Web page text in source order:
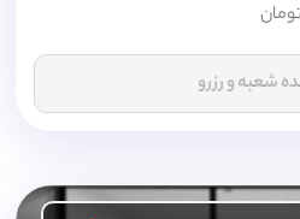
تومان
شعبه و رزرو